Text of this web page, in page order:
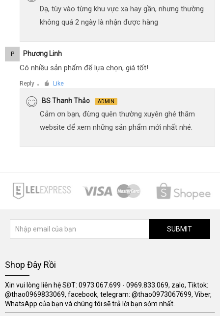
Dạ, tùy vào từng khu vực xa hay gần, nhưng thường
không quá 2 ngày là nhận được hàng
P Phương Linh
Có nhiều sản phẩm để lựa chọn, giá tốt!
Reply ● Like
BS Thanh Thảo ADMIN
Cảm ơn bạn, đừng quên thường xuyên ghé thăm
website để xem những sản phẩm mới nhất nhé.
SUBMIT
Shop Đây Rồi
Xin vui lòng liên hệ SĐT: 0973.067.699 - 0969.833.069, zalo, Tiktok:
@thao0969833069, facebook, telegram: @thao0973067699, Viber,
WhatsApp của bạn và chúng tôi sẽ trả lời bạn sớm nhất.